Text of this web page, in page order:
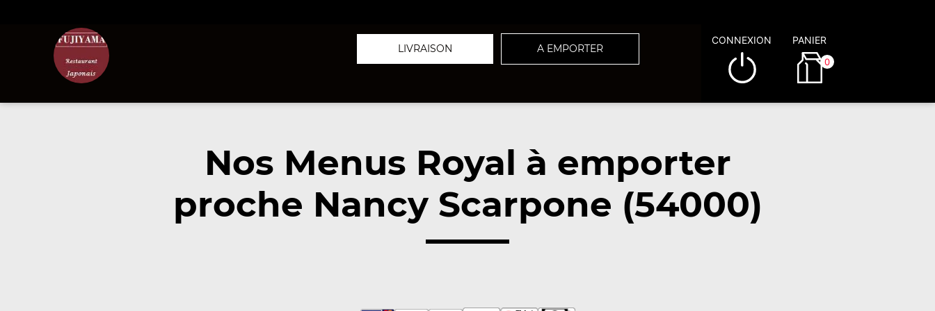
LIVRAISON A EMPORTER
CONNEXION PANIER
0
Nos Menus Royal à emporter
proche Nancy Scarpone (54000)